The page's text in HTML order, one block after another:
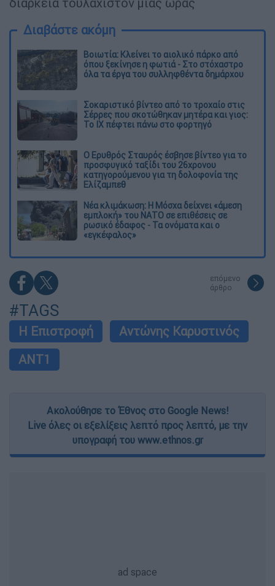
Διαβάστε ακόμη
Βοιωτία: Κλείνει το αιολικό πάρκο από
όπου ξεκίνησε η φωτιά - Στο στόχαστρο
όλα τα έργα του συλληφθέντα δημάρχου
Σοκαριστικό βίντεο από το τροχαίο στις
Σέρρες που σκοτώθηκαν μητέρα και γιος:
Το ΙΧ πέφτει πάνω στο φορτηγό
Ο Ερυθρός Σταυρός έσβησε βίντεο για το
προσφυγικό ταξίδι του 26χρονου
κατηγορούμενου για τη δολοφονία της
Ελίζαμπεθ
Νέα κλιμάκωση: Η Μόσχα δείχνει «άμεση
εμπλοκή» του ΝΑΤΟ σε επιθέσεις σε
ρωσικό έδαφος - Τα ονόματα και ο
«εγκέφαλος»
επόμενο
άρθρο
#TAGS
Η Επιστροφή
Αντώνης Καρυστινός
ΑΝΤ1
Ακολούθησε το Έθνος στο Google News!
Live όλες οι εξελίξεις λεπτό προς λεπτό, με την
υπογραφή του www.ethnos.gr